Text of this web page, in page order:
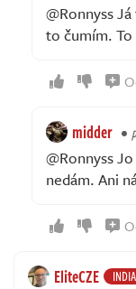
@Ronnyss
to čumím.
midder
@Ronnyss
nedám. Ani
EliteCZE